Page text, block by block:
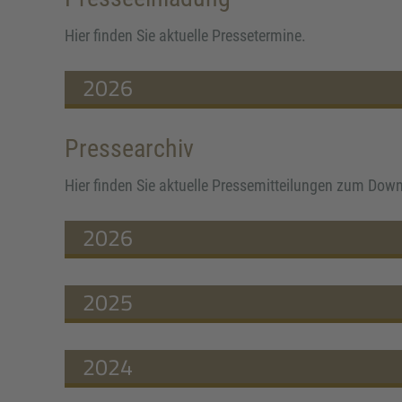
Hier finden Sie aktuelle Pressetermine.
2026
Pressearchiv
Hier finden Sie aktuelle Pressemitteilungen zum
2026
2025
2024